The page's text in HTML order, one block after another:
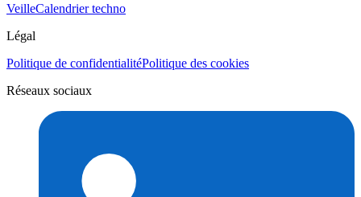
VeilleCalendrier techno
Légal
Politique de confidentialitéPolitique des cookies
Réseaux sociaux